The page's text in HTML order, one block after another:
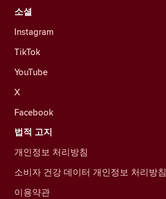
소셜
Instagram
TikTok
YouTube
X
Facebook
법적 고지
개인정보 처리방침
소비자 건강 데이터 개인정보 처리방침
이용약관